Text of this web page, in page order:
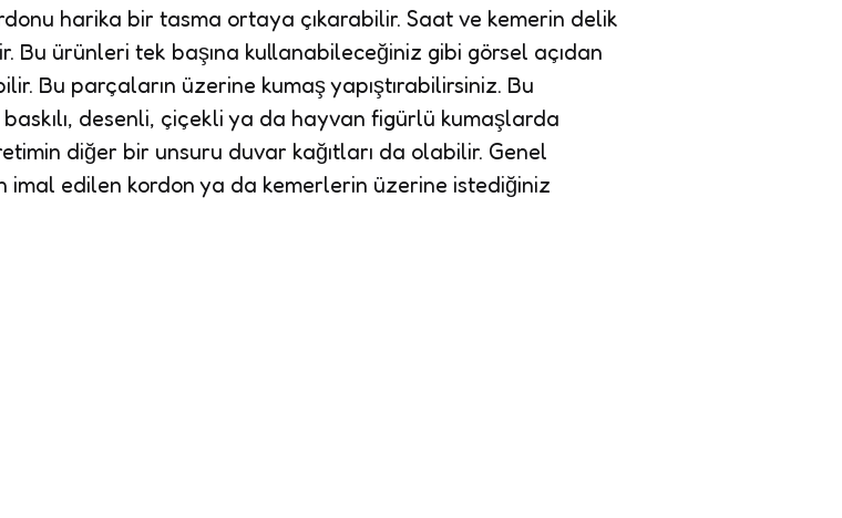
harika bir tasma ortaya çıkarabilir. Saat ve kemerin delik
ürünleri tek başına kullanabileceğiniz gibi görsel açıdan
Bu parçaların üzerine kumaş yapıştırabilirsiniz. Bu
desenli, çiçekli ya da hayvan figürlü kumaşlarda
diğer bir unsuru duvar kağıtları da olabilir. Genel
imal edilen kordon ya da kemerlerin üzerine istediğiniz